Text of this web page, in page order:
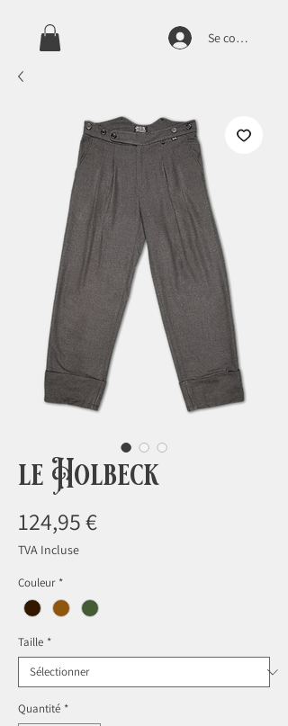
Se connecter
le Holbeck
124,95 €Prix
TVA Incluse
Couleur *
Taille *
Quantité *